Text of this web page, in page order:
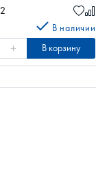
В наличии
+ В корзину